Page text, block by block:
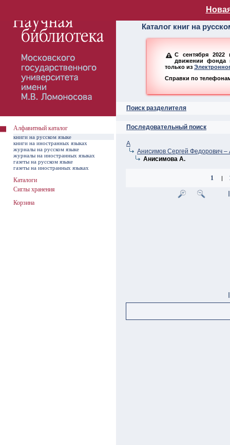
Алфавитный
Каталог книг на
С сентября 2022
движении фонда
только из
Справки по
Поиск разделителя
Последовательный поиск
А
Анисимов Сергей Федорович –
Анисимова А.
1 |
Алфавитный каталог
книги на русском языке
книги на иностранных языках
журналы на русском языке
журналы на иностранных языках
газеты на русском языке
газеты на иностранных языках
Каталоги
Сиглы хранения
Корзина